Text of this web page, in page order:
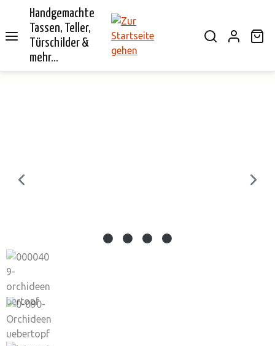
springen
Handgemachte
Tassen, Teller,
Türschilder &
mehr...